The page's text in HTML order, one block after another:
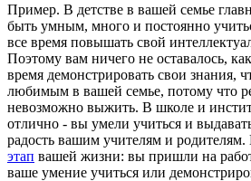
Пример. В детстве в вашей семье
быть умным, много и постоянно
все время повышать свой
Поэтому вам ничего не оставалось,
время демонстрировать свои знания,
любимым в вашей семье, потому что
невозможно выжить. В школе и
отлично - вы умели учиться и
радость вашим учителям и
этап вашей жизни: вы пришли на
ваше умение учиться или